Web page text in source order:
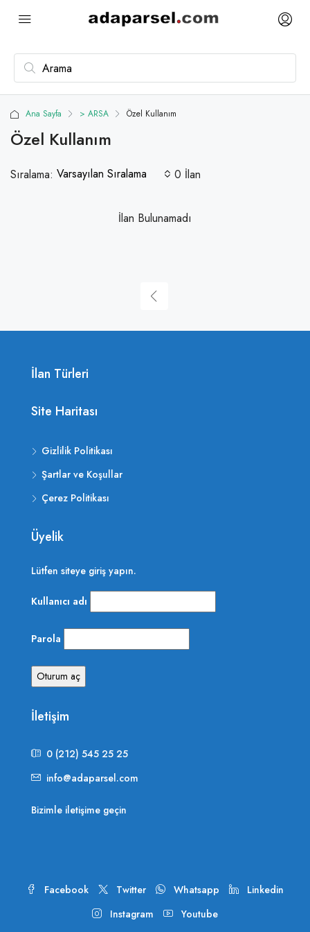
Ana Sayfa > ARSA Özel Kullanım
Özel Kullanım
0 İlan
Sıralama: Varsayılan Sıralama
İlan Bulunamadı
İlan Türleri
Site Haritası
Gizlilik Politikası
Şartlar ve Koşullar
Çerez Politikası
Üyelik
Lütfen siteye giriş yapın.
Kullanıcı adı
Parola
İletişim
0 (212) 545 25 25
info@adaparsel.com
Bizimle iletişime geçin
Facebook Twitter Whatsapp
Linkedin
Instagram
Youtube